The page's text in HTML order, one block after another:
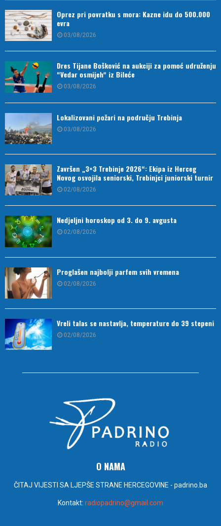
Oprez pri povratku s mora: Kazne idu do 500.000
evra
03/08/2026
Dres Tijane Bošković na aukciji za pomoć udruženju
“Vedar osmijeh“ iz Bileće
03/08/2026
Lokalizovani požari na području Trebinja
03/08/2026
Završen „3×3 Trebinje 2026“: Ekipa iz Herceg
Novog osvojila seniorski, Trebinjci juniorski turnir
02/08/2026
Nedjeljni horoskop od 3. do 9. avgusta
02/08/2026
Proglašen najbolji parfem svih vremena
02/08/2026
Vreli talas se nastavlja, temperature do 39 stepeni
02/08/2026
O NAMA
ČITAJ VIJESTI SA LJEPŠE STRANE HERCEGOVINE - padrino.ba
Kontakt: radiopadrino@gmail.com